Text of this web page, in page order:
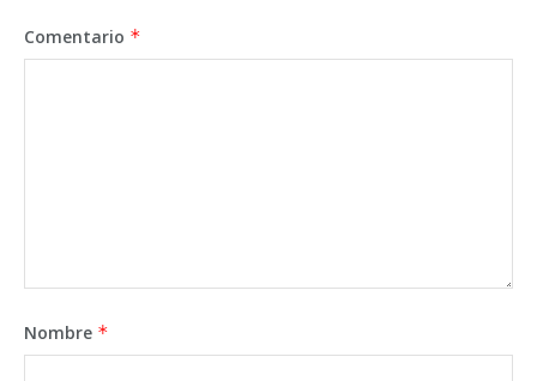
Comentario *
Nombre *